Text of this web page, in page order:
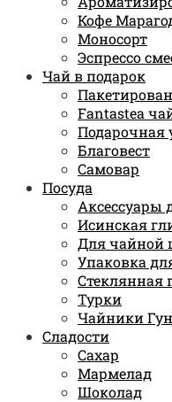
Кофе
Моносорт
Эспрессо
Чай в подарок
Fantastea
Подарочная
Благовест
Самовар
Посуда
Аксессуары
Исинская
Для чайной
Упаковка
Стеклянная
Турки
Чайники
Сладости
Сахар
Мармелад
Шоколад